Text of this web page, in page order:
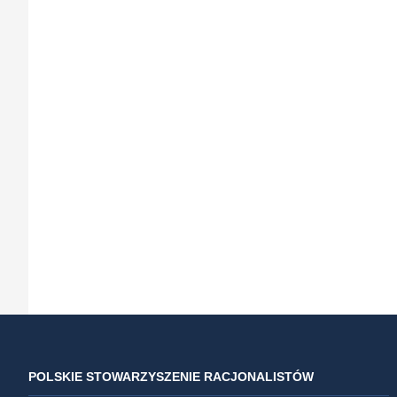
POLSKIE STOWARZYSZENIE RACJONALISTÓW